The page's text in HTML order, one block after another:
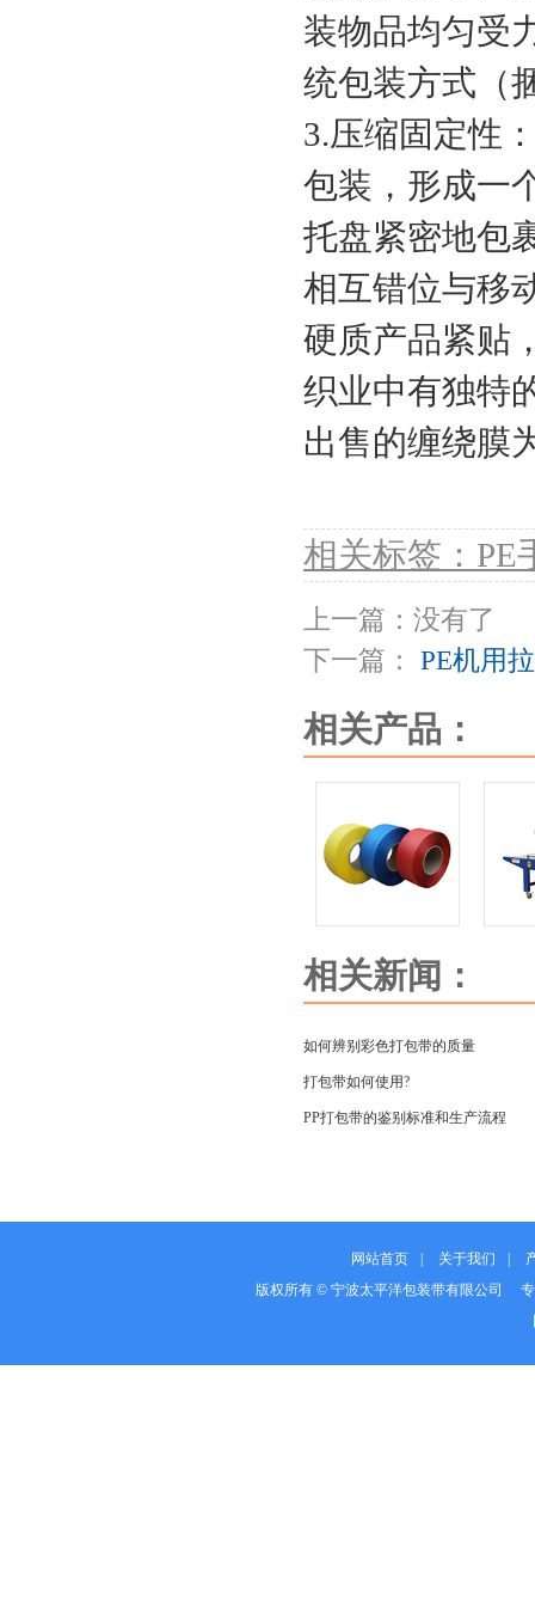
装物品均匀受
统包装方式（
3.压缩固定性
包装，形成一
托盘紧密地包
相互错位与移
硬质产品紧贴
织业中有独特
出售的缠绕膜
相关标签：PE
上一篇：没有了
下一篇：
PE机用
相关产品：
相关新闻：
如何辨别彩色打包带的质量
打包带如何使用?
PP打包带的鉴别标准和生产流程
网站首页 关于我们
版权所有 © 宁波太平洋包装带有限公司 专